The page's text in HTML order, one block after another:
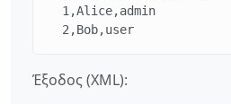
  1,Alice,admin
  2,Bob,user
Έξοδος (XML):